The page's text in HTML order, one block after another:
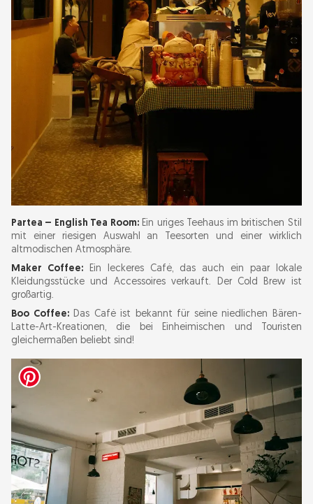
Partea – English Tea Room:Ein uriges Teehaus im britischen Stil
mit einer riesigen Auswahl an Teesorten und einer wirklich
altmodischen Atmosphäre.
Maker Coffee:Ein leckeres Café, das auch ein paar lokale
Kleidungsstücke und Accessoires verkauft. Der Cold Brew ist
großartig.
Boo Coffee:Das Café ist bekannt für seine niedlichen Bären-
Latte-Art-Kreationen, die bei Einheimischen und Touristen
gleichermaßen beliebt sind!